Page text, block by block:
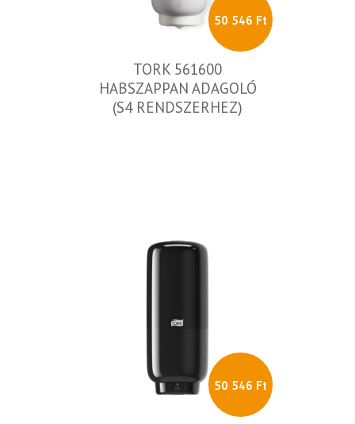
50 546 Ft
TORK 561600
HABSZAPPAN ADAGOLÓ
(S4 RENDSZERHEZ)
50 546 Ft